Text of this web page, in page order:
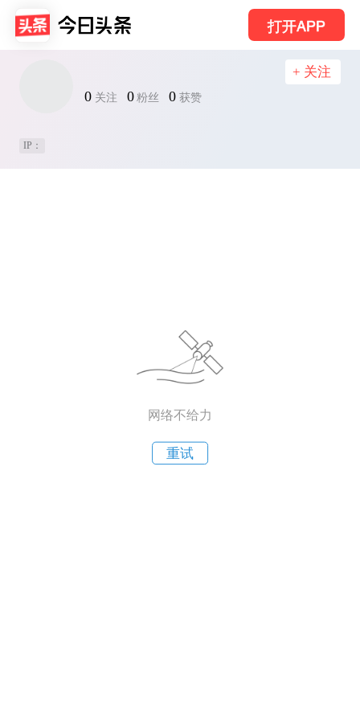
打开APP
0 关注 0 粉丝 0 获赞
+ 关注
IP：
网络不给力
重试